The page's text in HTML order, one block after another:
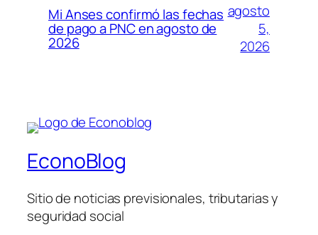
Mi Anses confirmó las fechas
de pago a PNC en agosto de
2026
agosto
5,
2026
EconoBlog
Sitio de noticias previsionales, tributarias y
seguridad social